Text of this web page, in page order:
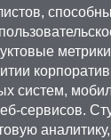
систем,
сервисов.
аналитику,